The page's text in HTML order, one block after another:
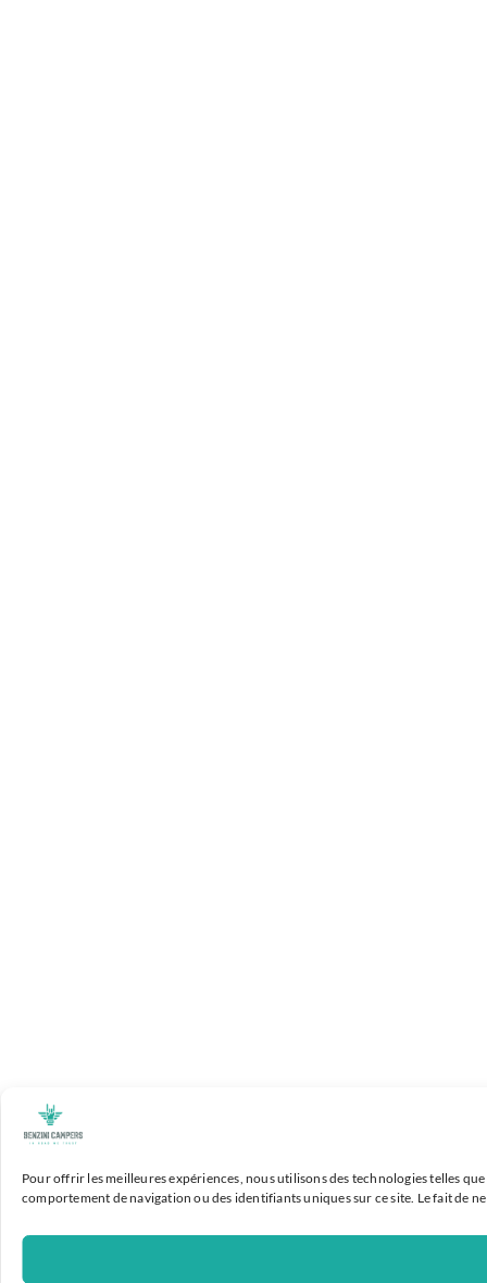
Pour offrir les meilleures expériences, nous utilisons des technologies telles
comportement de navigation ou des identifiants uniques sur ce site. Le fait de